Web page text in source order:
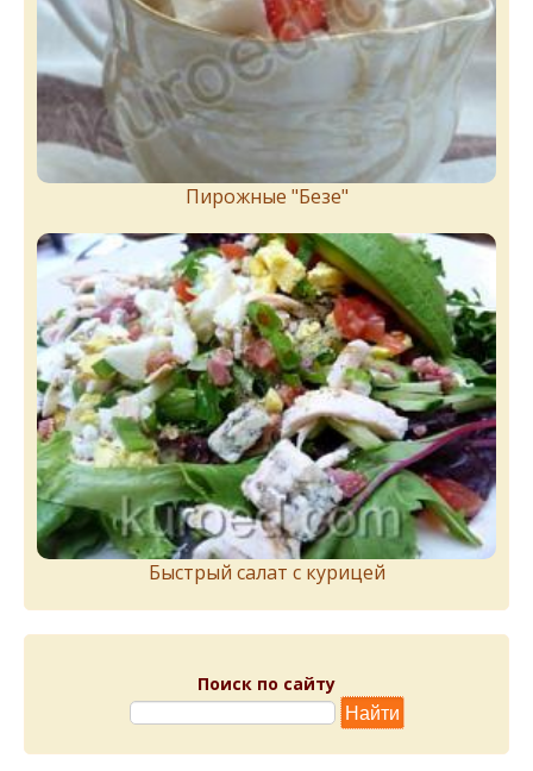
Пирожныe "Бeзe"
Быстрый салат с курицей
Поиск по сайту